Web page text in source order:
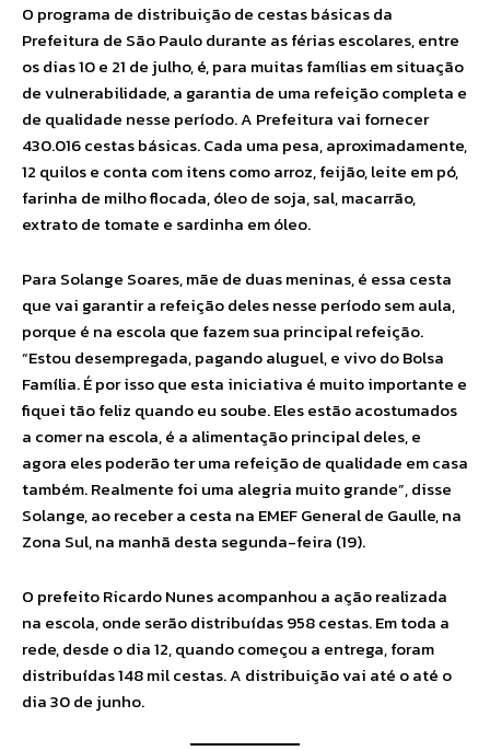
O programa de distribuição de cestas básicas da
Prefeitura de São Paulo durante as férias escolares, entre
os dias 10 e 21 de julho, é, para muitas famílias em situação
de vulnerabilidade, a garantia de uma refeição completa e
de qualidade nesse período. A Prefeitura vai fornecer
430.016 cestas básicas. Cada uma pesa, aproximadamente,
12 quilos e conta com itens como arroz, feijão, leite em pó,
farinha de milho flocada, óleo de soja, sal, macarrão,
extrato de tomate e sardinha em óleo.
Para Solange Soares, mãe de duas meninas, é essa cesta
que vai garantir a refeição deles nesse período sem aula,
porque é na escola que fazem sua principal refeição.
“Estou desempregada, pagando aluguel, e vivo do Bolsa
Família. É por isso que esta iniciativa é muito importante e
fiquei tão feliz quando eu soube. Eles estão acostumados
a comer na escola, é a alimentação principal deles, e
agora eles poderão ter uma refeição de qualidade em casa
também. Realmente foi uma alegria muito grande”, disse
Solange, ao receber a cesta na EMEF General de Gaulle, na
Zona Sul, na manhã desta segunda-feira (19).
O prefeito Ricardo Nunes acompanhou a ação realizada
na escola, onde serão distribuídas 958 cestas. Em toda a
rede, desde o dia 12, quando começou a entrega, foram
distribuídas 148 mil cestas. A distribuição vai até o até o
dia 30 de junho.